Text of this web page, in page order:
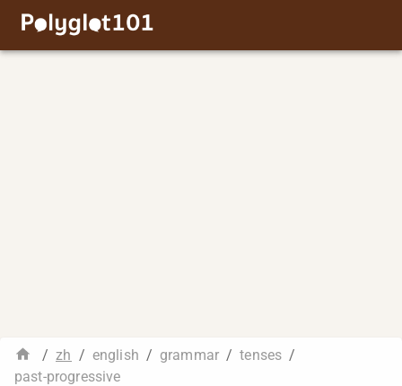
/ zh / english / grammar / tenses /
past-progressive